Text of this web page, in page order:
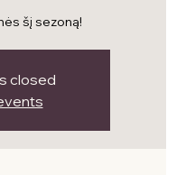
šį sezoną!
closed